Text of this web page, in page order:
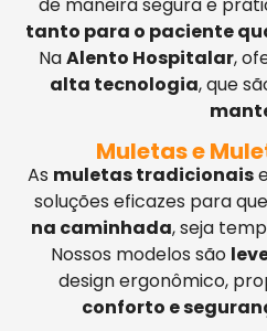
tanto para o paciente
NaAlento Hospitalar,
alta tecnologia, que
Muletas e
As muletas tradicionais
soluções eficazes para
na caminhada, seja
Nossos modelos são
design ergonômico,
conforto e